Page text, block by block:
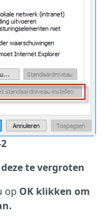
te vergroten
op OK klikken om